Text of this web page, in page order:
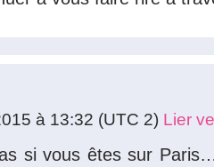
à 13:32 (UTC 2) Lier
si vous êtes sur